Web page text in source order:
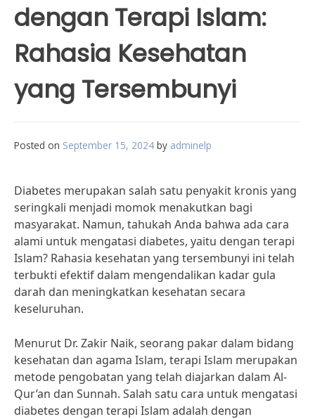
dengan Terapi Islam:
Rahasia Kesehatan
yang Tersembunyi
Posted on September 15, 2024 by adminelp
Diabetes merupakan salah satu penyakit kronis yang
seringkali menjadi momok menakutkan bagi
masyarakat. Namun, tahukah Anda bahwa ada cara
alami untuk mengatasi diabetes, yaitu dengan terapi
Islam? Rahasia kesehatan yang tersembunyi ini telah
terbukti efektif dalam mengendalikan kadar gula
darah dan meningkatkan kesehatan secara
keseluruhan.
Menurut Dr. Zakir Naik, seorang pakar dalam bidang
kesehatan dan agama Islam, terapi Islam merupakan
metode pengobatan yang telah diajarkan dalam Al-
Qur’an dan Sunnah. Salah satu cara untuk mengatasi
diabetes dengan terapi Islam adalah dengan